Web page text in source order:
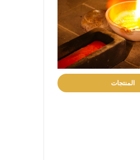
المنتجات